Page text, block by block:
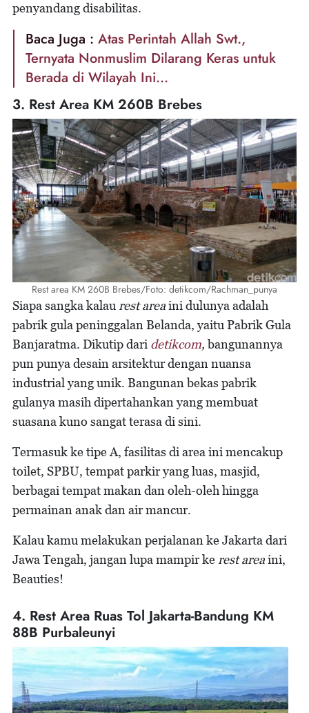
penyandang disabilitas.
Baca Juga : Atas Perintah Allah Swt.,
Ternyata Nonmuslim Dilarang Keras untuk
Berada di Wilayah Ini...
3. Rest Area KM 260B Brebes
Rest area KM 260B Brebes/Foto: detikcom/Rachman_punya
Siapa sangka kalau rest areaini dulunya adalah
pabrik gula peninggalan Belanda, yaitu Pabrik Gula
Banjaratma. Dikutip dari detikcom,bangunannya
pun punya desain arsitektur dengan nuansa
industrial yang unik. Bangunan bekas pabrik
gulanya masih dipertahankan yang membuat
suasana kuno sangat terasa di sini.
Termasuk ke tipe A, fasilitas di area ini mencakup
toilet, SPBU, tempat parkir yang luas, masjid,
berbagai tempat makan dan oleh-oleh hingga
permainan anak dan air mancur.
Kalau kamu melakukan perjalanan ke Jakarta dari
Jawa Tengah, jangan lupa mampir ke rest areaini,
Beauties!
4. Rest Area Ruas Tol Jakarta-Bandung KM
88B Purbaleunyi